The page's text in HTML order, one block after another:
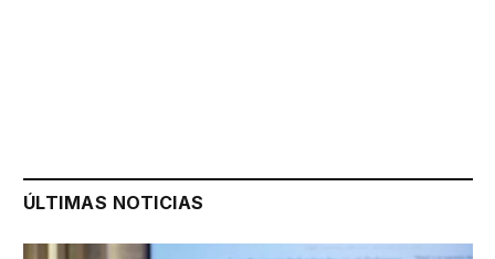
ÚLTIMAS NOTICIAS